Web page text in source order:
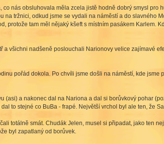
nás obsluhovala měla zcela jistě hodně dobrý smysl pro
tržnici, odkud jsme se vydali na náměstí a do slavného
tam měl nějaký kšeft s místním pasákem Karlem.
všichni nadšeně poslouchali Narionovy velice zajímavé
pořád dokola. Po chvíli jsme došli na náměstí, kde jsme
a nakonec dal na Nariona a dal si borůvkový pohar
to stejné co BuBa - frapé. Největší vrchol byl ale ten, že
totálně smát. Chudák Jelen, musel si připadat, jako ten
byl zapatlaný od borůvek.